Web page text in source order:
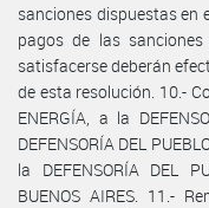
sanciones dispuestas en
pagos de las
satisfacerse deberán
de esta resolución. 10.-
ENERGÍA, a la
DEFENSORÍA DEL
la DEFENSORÍA DEL
BUENOS AIRES. 11.-